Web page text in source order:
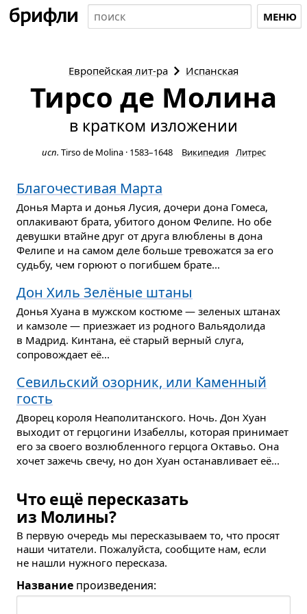
МЕНЮ
Европейская лит-ра Испанская
Тирсо де Молина
в кратком изложении
исп. Tirso de Molina· 1583–1648 Википедия Литрес
Благочестивая Марта
Донья Марта и донья Лусия, дочери дона Гомеса,
оплакивают брата, убитого доном Фелипе. Но обе
девушки втайне друг от друга влюблены в дона
Фелипе и на самом деле больше тревожатся за его
судьбу, чем горюют о погибшем брате...
Дон Хиль Зелёные штаны
Донья Хуана в мужском костюме — зеленых штанах
и камзоле — приезжает из родного Вальядолида
в Мадрид. Кинтана, её старый верный слуга,
сопровождает её...
Севильский озорник, или Каменный
гость
Дворец короля Неаполитанского. Ночь. Дон Хуан
выходит от герцогини Изабеллы, которая принимает
его за своего возлюбленного герцога Октавьо. Она
хочет зажечь свечу, но дон Хуан останавливает её...
Что ещё пересказать
из Молины?
В первую очередь мы пересказываем то, что просят
наши читатели. Пожалуйста, сообщите нам, если
не нашли нужного пересказа.
Название произведения: